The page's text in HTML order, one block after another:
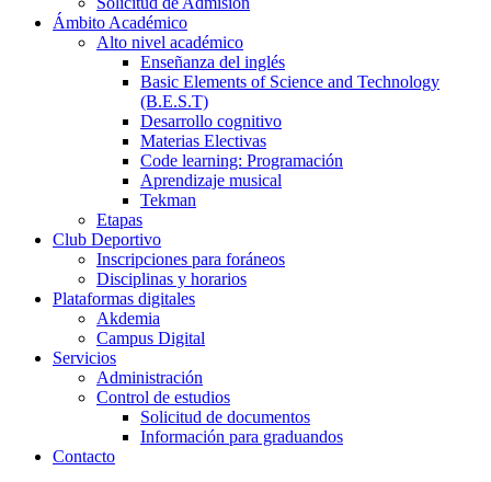
Ámbito Académico
Alto nivel académico
Enseñanza del inglés
Basic Elements of Science and Technology
(B.E.S.T)
Desarrollo cognitivo
Materias Electivas
Code learning: Programación
Aprendizaje musical
Tekman
Etapas
Club Deportivo
Inscripciones para foráneos
Disciplinas y horarios
Plataformas digitales
Akdemia
Campus Digital
Servicios
Administración
Control de estudios
Solicitud de documentos
Información para graduandos
Contacto